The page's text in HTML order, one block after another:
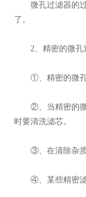
微孔过滤器的过
了。
2、精密的微孔
①、精密的微孔过
②、当精密的微孔
时要清洗滤芯。
③、在清除杂质时
④、某些精密滤